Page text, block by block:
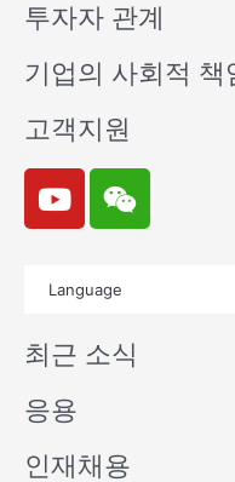
투자자 관계
기업의 사회적 책
고객지원
Y
o
u
e
W
e
i
n
Language
최근 소식
응용
인재채용